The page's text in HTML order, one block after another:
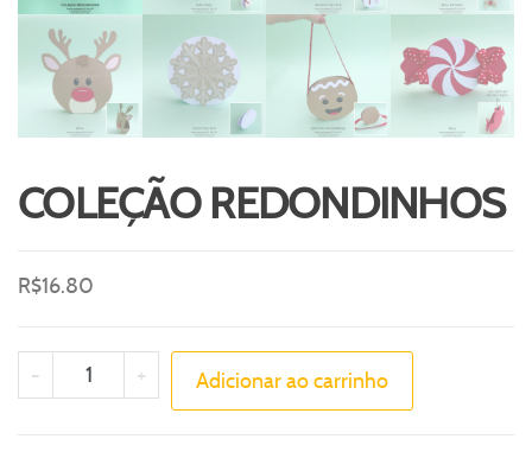
COLEÇÃO REDONDINHOS
R$16.80
- + Adicionar ao carrinho